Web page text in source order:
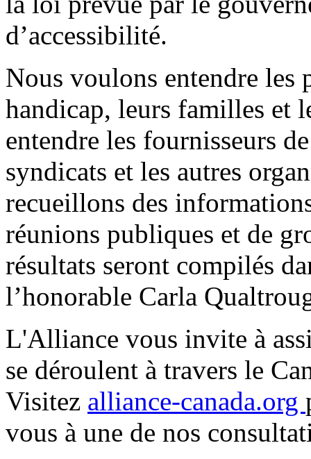
d’accessibilité.
Nous voulons entendre les
handicap, leurs familles et
entendre les fournisseurs
syndicats et les autres
recueillons des
réunions publiques et de
résultats seront compilés
l’honorable Carla
L'Alliance vous invite à
se déroulent à travers le
Visitez alliance-canada.org
vous à une de nos